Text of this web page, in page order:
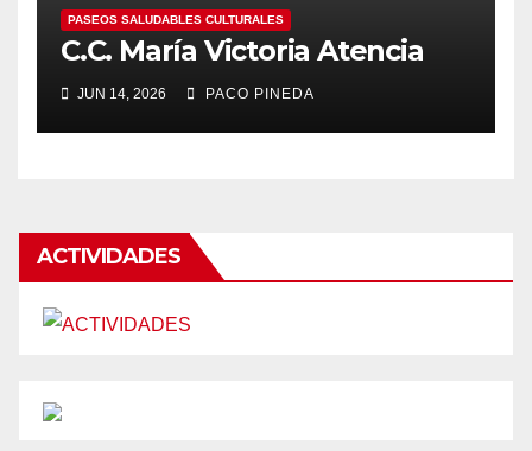
PASEOS SALUDABLES CULTURALES
C.C. María Victoria Atencia
JUN 14, 2026 PACO PINEDA
ACTIVIDADES